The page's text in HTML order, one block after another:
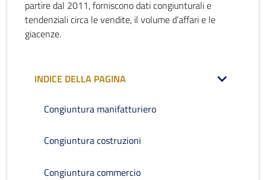
partire dal 2011, forniscono dati congiunturali e
tendenziali circa le vendite, il volume d’affari e le
giacenze.
INDICE DELLA PAGINA
Congiuntura manifatturiero
Congiuntura costruzioni
Congiuntura commercio